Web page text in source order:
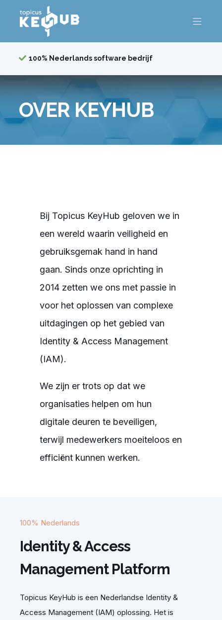
100% Nederlands software bedrijf
OVER KEYHUB
Bij Topicus KeyHub geloven we in
een wereld waarin veiligheid en
gebruiksgemak hand in hand
gaan. Sinds onze oprichting in
2014 zetten we ons met passie in
voor het oplossen van complexe
uitdagingen op het gebied van
Identity & Access Management
(IAM).
We zijn er trots op dat we
organisaties helpen om hun
digitale deuren te beveiligen,
terwijl medewerkers moeiteloos en
efficiënt kunnen werken.
100% Nederlands
Identity & Access
Management Platform
Topicus KeyHub is een Nederlandse Identity &
Access Management (IAM) oplossing. Het is